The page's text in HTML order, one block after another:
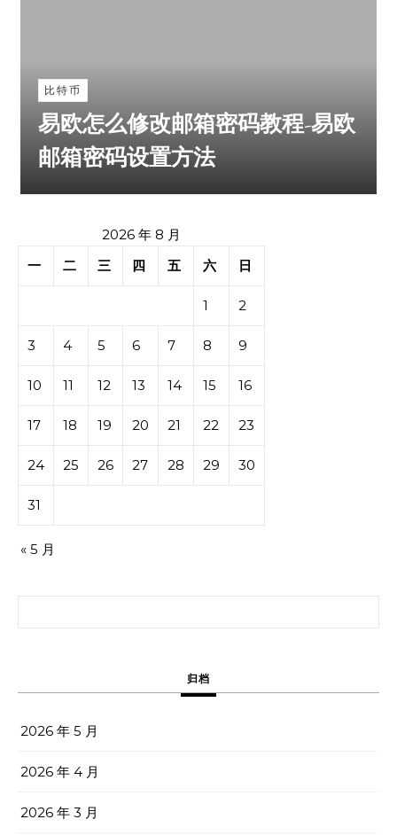
比特币
易欧怎么修改邮箱密码教程-易欧
邮箱密码设置方法
2026 年 8 月
一
二 三 四 五 六 日
1 2
3 4 5 6 7 8 9
10 11 12 13 14 15 16
17 18 19 20 21 22 23
24 25 26 27 28 29 30
31
« 5 月
归档
2026 年 5 月
2026 年 4 月
2026 年 3 月